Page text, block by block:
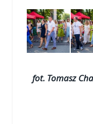
fot. Tomasz